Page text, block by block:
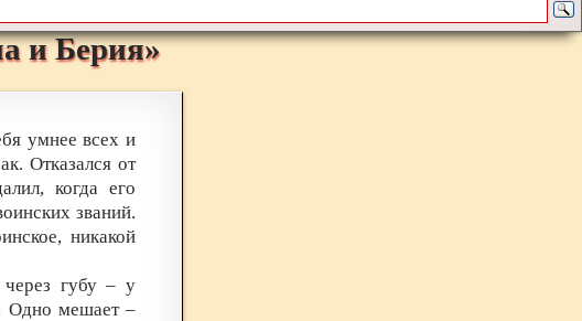
и Берия»
умнее всех и
Отказался от
когда его
званий.
никакой
через губу – у
Одно мешает –